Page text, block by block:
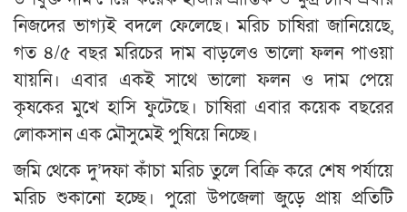
নিজদের ভাগ্যই বদলে ফেলেছে। মরিচ চাষিরা জানিয়েছে,
গত ৪/৫ বছর মরিচের দাম বাড়লেও ভালো ফলন পাওয়া
যায়নি। এবার একই সাথে ভালো ফলন ও দাম পেয়ে
কৃষকের মুখে হাসি ফুটেছে। চাষিরা এবার কয়েক বছরের
লোকসান এক মৌসুমেই পুষিয়ে নিচ্ছে।
জমি থেকে দু’দফা কাঁচা মরিচ তুলে বিক্রি করে শেষ পর্যায়ে
মরিচ শুকানো হচ্ছে। পুরো উপজেলা জুড়ে প্রায় প্রতিটি